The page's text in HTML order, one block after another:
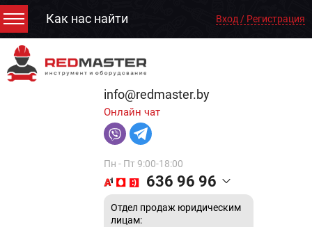
Как нас найти Вход / Регистрация
info@redmaster.by
Онлайн чат
Пн - Пт 9:00-18:00
636 96 96
Отдел продаж юридическим
лицам: